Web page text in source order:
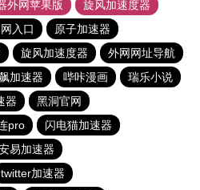
外网苹果版
旋风加速度器
入口
原子加速器
旋风加速度器
外网网址导航
加速器 哔咔漫画
瑞乐小说
器
黑洞官网
pro
闪电猫加速器
易加速器
twitter加速器